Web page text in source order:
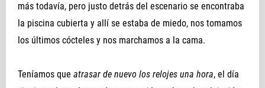
más todavía, pero justo detrás del escenario se encontraba
la piscina cubierta y allí se estaba de miedo, nos tomamos
los últimos cócteles y nos marchamos a la cama.
Teníamos que atrasar de nuevo los relojes una hora, el día